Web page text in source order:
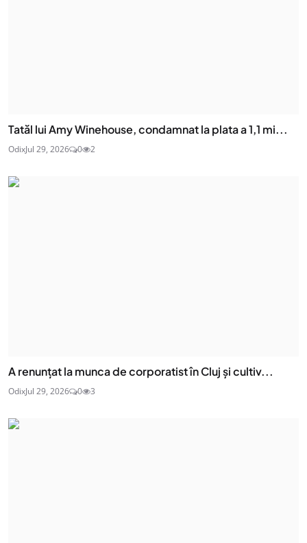
Tatăl lui Amy Winehouse, condamnat la plata a 1,1 mi...
OdixJul 29, 2026 0 2
A renunțat la munca de corporatist în Cluj și cultiv...
OdixJul 29, 2026 0 3